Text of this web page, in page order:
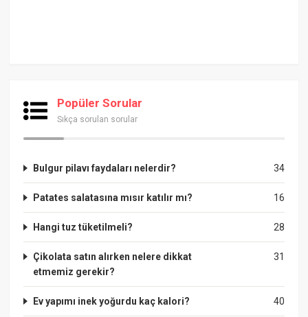
Popüler Sorular
Sıkça sorulan sorular
34
Bulgur pilavı faydaları nelerdir?
16
Patates salatasına mısır katılır mı?
28
Hangi tuz tüketilmeli?
31
Çikolata satın alırken nelere dikkat
etmemiz gerekir?
40
Ev yapımı inek yoğurdu kaç kalori?